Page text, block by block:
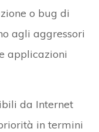
o bug di
agli aggressori
applicazioni
da Internet
in termini